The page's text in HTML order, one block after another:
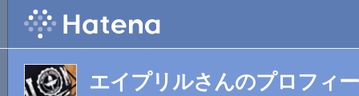
エイプリルさんのプロフィ